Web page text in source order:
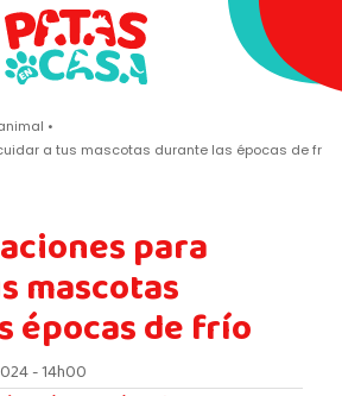
a tus mascotas durante las épocas de frío
para
mascotas
épocas de frío
- 14h00